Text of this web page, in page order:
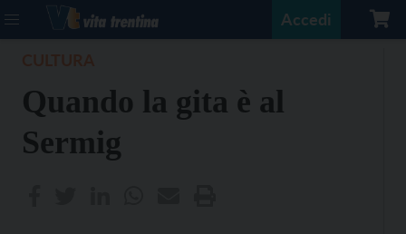
Accedi
Quando la gita è al
Sermig